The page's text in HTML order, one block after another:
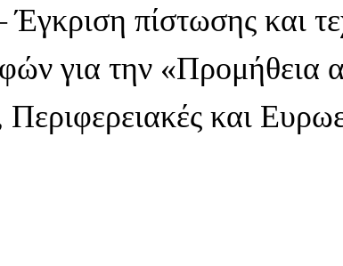
πίστωσης και
για την «Προμήθεια
Περιφερειακές και